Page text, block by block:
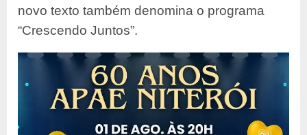
novo texto também denomina o programa
“Crescendo Juntos”.